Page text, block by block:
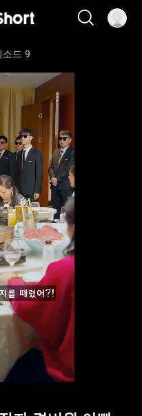
소드 9